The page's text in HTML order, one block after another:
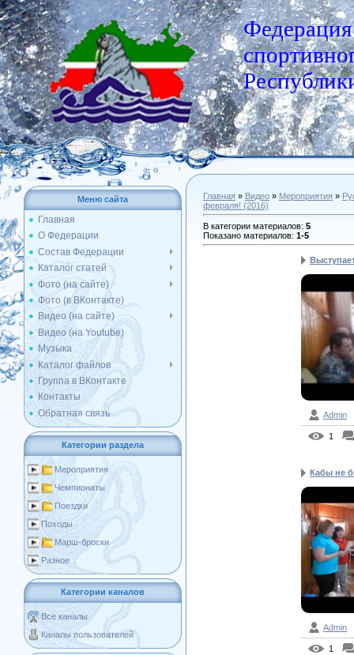
Федерация
Меню сайта
Главная
О Федерации
Состав Федерации
Каталог статей
Фото (на сайте)
Фото (в ВКонтакте)
Видео (на сайте)
Видео (на Youtube)
Музыка
Каталог файлов
Группа в ВКонтакте
Контакты
Обратная связь
Категории раздела
Мероприятия
Чемпионаты
Поездки
Походы
Марш-броски
Разное
Категории каналов
Все каналы
Каналы пользователей
Главная » Видео » Мероприятия »
февраля! (2016)
В категории материалов: 5
Показано материалов: 1-5
Admin
1
Кабы не
Admin
1